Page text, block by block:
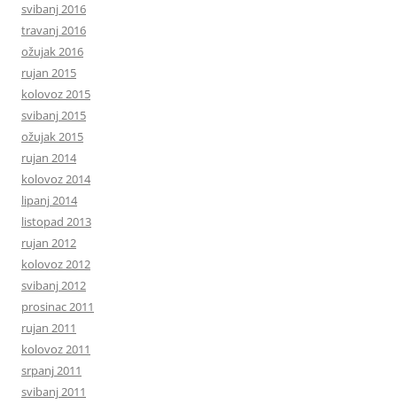
svibanj 2016
travanj 2016
ožujak 2016
rujan 2015
kolovoz 2015
svibanj 2015
ožujak 2015
rujan 2014
kolovoz 2014
lipanj 2014
listopad 2013
rujan 2012
kolovoz 2012
svibanj 2012
prosinac 2011
rujan 2011
kolovoz 2011
srpanj 2011
svibanj 2011